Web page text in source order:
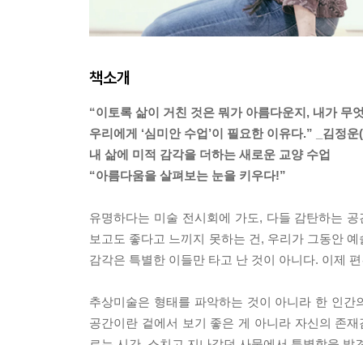
책소개
“이토록 삶이 거친 것은 뭐가 아름다운지, 내가 무
우리에게 ‘심미안 수업’이 필요한 이유다.” _김정
내 삶에 미적 감각을 더하는 새로운 교양 수업
“아름다움을 살펴보는 눈을 키우다!”
유명하다는 미술 전시회에 가도, 다들 감탄하는
보고도 좋다고 느끼지 못하는 건, 우리가 그동안
감각은 특별한 이들만 타고 난 것이 아니다. 이제
추상미술은 형태를 파악하는 것이 아니라 한 인
공간이란 겉에서 보기 좋은 게 아니라 자신의 존